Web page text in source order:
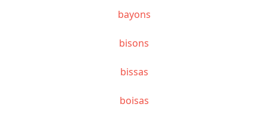
bayons
bisons
bissas
boisas